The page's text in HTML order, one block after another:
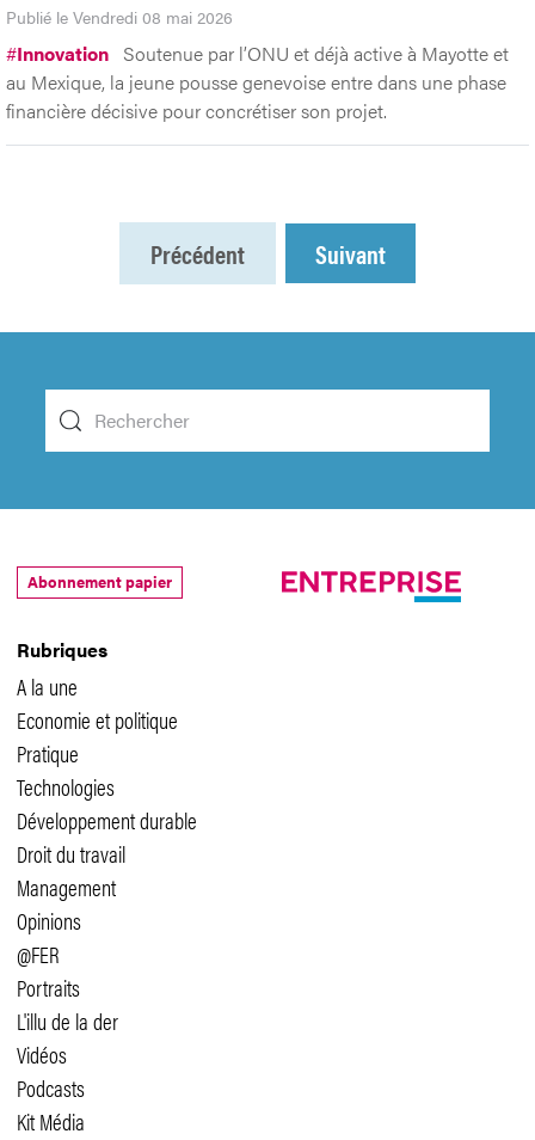
Publié le Vendredi 08 mai 2026
#Innovation Soutenue par l’ONU et déjà active à Mayotte et
au Mexique, la jeune pousse genevoise entre dans une phase
financière décisive pour concrétiser son projet.
Précédent Suivant
Rubriques
A la une
Economie et politique
Pratique
Technologies
Développement durable
Droit du travail
Management
Opinions
@FER
Portraits
L'illu de la der
Vidéos
Podcasts
Kit Média
Abonnement papier